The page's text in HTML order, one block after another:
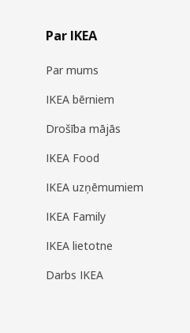
Par IKEA
Par mums
IKEA bērniem
Drošība mājās
IKEA Food
IKEA uzņēmumiem
IKEA Family
IKEA lietotne
Darbs IKEA